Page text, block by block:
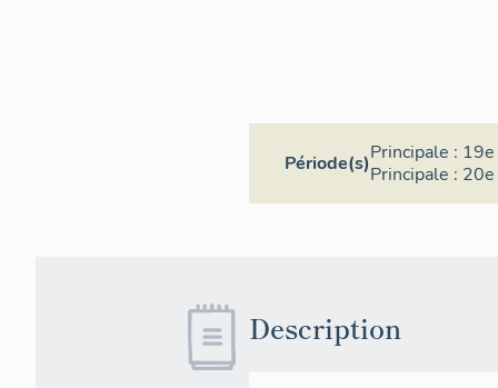
La
de
Période(s)Principale :
Principale :
Description